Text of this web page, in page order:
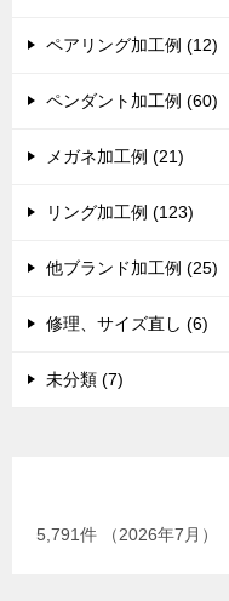
ペアリング加工例 (12)
ペンダント加工例 (60)
メガネ加工例 (21)
リング加工例 (123)
他ブランド加工例 (25)
修理、サイズ直し (6)
未分類 (7)
5,791件 （2026年7月）